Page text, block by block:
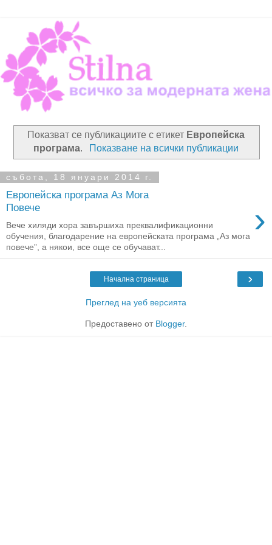
Показват се публикациите с етикет Европейска
програма. Показване на всички публикации
събота, 18 януари 2014 г.
Европейска програма Аз Мога
Повече
›
Вече хиляди хора завършиха преквалификационни
обучения, благодарение на европейската програма „Аз мога
повече”, а някои, все още се обучават...
›
Начална страница
Преглед на уеб версията
Предоставено от Blogger.